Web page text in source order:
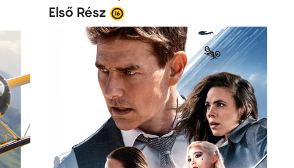
Első Rész